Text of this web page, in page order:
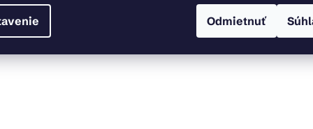
Odmietnuť